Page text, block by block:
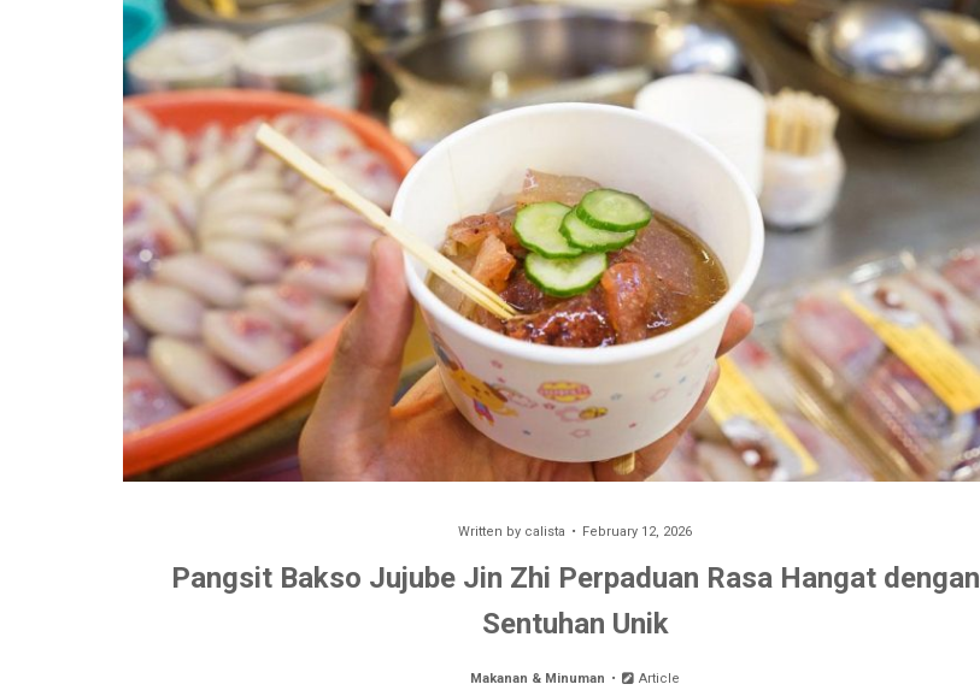
Written by calista February 12, 2026
Pangsit Bakso Jujube Jin Zhi Perpaduan Rasa Hangat dengan
Sentuhan Unik
Makanan & Minuman Article